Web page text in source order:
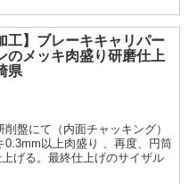
工】ブレーキキャリパー
のメッキ肉盛り研磨仕上
県
盤にて（内面チャッキング）
以上肉盛り 、再度、円筒
げる。最終仕上げのサイザル